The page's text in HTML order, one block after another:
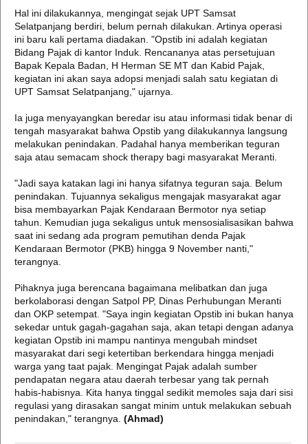
Hal ini dilakukannya, mengingat sejak UPT Samsat
Selatpanjang berdiri, belum pernah dilakukan. Artinya operasi
ini baru kali pertama diadakan. "Opstib ini adalah kegiatan
Bidang Pajak di kantor Induk. Rencananya atas persetujuan
Bapak Kepala Badan, H Herman SE MT dan Kabid Pajak,
kegiatan ini akan saya adopsi menjadi salah satu kegiatan di
UPT Samsat Selatpanjang," ujarnya.
Ia juga menyayangkan beredar isu atau informasi tidak benar di
tengah masyarakat bahwa Opstib yang dilakukannya langsung
melakukan penindakan. Padahal hanya memberikan teguran
saja atau semacam shock therapy bagi masyarakat Meranti.
"Jadi saya katakan lagi ini hanya sifatnya teguran saja. Belum
penindakan. Tujuannya sekaligus mengajak masyarakat agar
bisa membayarkan Pajak Kendaraan Bermotor nya setiap
tahun. Kemudian juga sekaligus untuk mensosialisasikan bahwa
saat ini sedang ada program pemutihan denda Pajak
Kendaraan Bermotor (PKB) hingga 9 November nanti,"
terangnya.
Pihaknya juga berencana bagaimana melibatkan dan juga
berkolaborasi dengan Satpol PP, Dinas Perhubungan Meranti
dan OKP setempat. "Saya ingin kegiatan Opstib ini bukan hanya
sekedar untuk gagah-gagahan saja, akan tetapi dengan adanya
kegiatan Opstib ini mampu nantinya mengubah mindset
masyarakat dari segi ketertiban berkendara hingga menjadi
warga yang taat pajak. Mengingat Pajak adalah sumber
pendapatan negara atau daerah terbesar yang tak pernah
habis-habisnya. Kita hanya tinggal sedikit memoles saja dari sisi
regulasi yang dirasakan sangat minim untuk melakukan sebuah
penindakan," terangnya. (Ahmad)